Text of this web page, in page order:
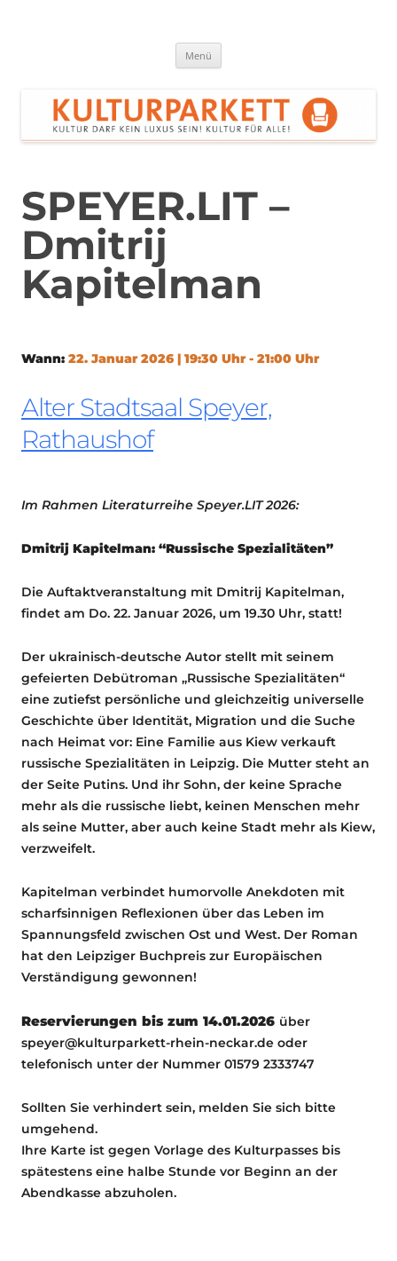
Menü
SPEYER.LIT –
Dmitrij
Kapitelman
Wann: 22. Januar 2026 | 19:30 Uhr - 21:00 Uhr
Alter Stadtsaal Speyer,
Rathaushof
Im Rahmen Literaturreihe Speyer.LIT 2026:
Dmitrij Kapitelman: “Russische Spezialitäten”
Die Auftaktveranstaltung mit Dmitrij Kapitelman,
findet am Do. 22. Januar 2026, um 19.30 Uhr, statt!
Der ukrainisch-deutsche Autor stellt mit seinem
gefeierten Debütroman „Russische Spezialitäten“
eine zutiefst persönliche und gleichzeitig universelle
Geschichte über Identität, Migration und die Suche
nach Heimat vor: Eine Familie aus Kiew verkauft
russische Spezialitäten in Leipzig. Die Mutter steht an
der Seite Putins. Und ihr Sohn, der keine Sprache
mehr als die russische liebt, keinen Menschen mehr
als seine Mutter, aber auch keine Stadt mehr als Kiew,
verzweifelt.
Kapitelman verbindet humorvolle Anekdoten mit
scharfsinnigen Reflexionen über das Leben im
Spannungsfeld zwischen Ost und West. Der Roman
hat den Leipziger Buchpreis zur Europäischen
Verständigung gewonnen!
Reservierungen bis zum 14.01.2026 über
speyer@kulturparkett-rhein-neckar.de oder
telefonisch unter der Nummer 01579 2333747
Sollten Sie verhindert sein, melden Sie sich bitte
umgehend.
Ihre Karte ist gegen Vorlage des Kulturpasses bis
spätestens eine halbe Stunde vor Beginn an der
Abendkasse abzuholen.